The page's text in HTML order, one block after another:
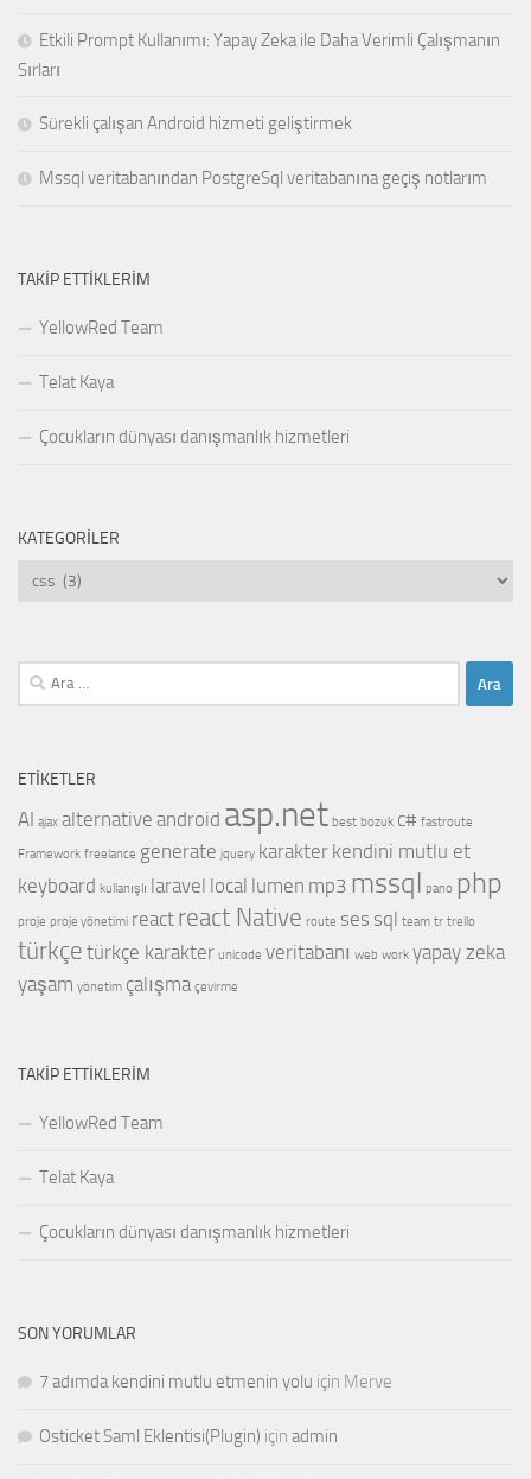
Etkili Prompt Kullanımı: Yapay Zeka ile Daha Verimli Çalışmanın
Sırları
Sürekli çalışan Android hizmeti geliştirmek
Mssql veritabanından PostgreSql veritabanına geçiş notlarım
TAKIP ETTIKLERIM
YellowRed Team
Telat Kaya
Çocukların dünyası danışmanlık hizmetleri
KATEGORILER
Kategoriler
Arama:
ETIKETLER
AI ajax alternative android asp.net best bozuk c# fastroute
Framework freelance generate jquery karakter kendini mutlu et
keyboard kullanışlı laravel local lumen mp3 mssql pano php
proje proje yönetimi react react Native route ses sql team tr trello
türkçe türkçe karakter unicode veritabanı web work yapay zeka
yaşam yönetim çalışma çevirme
TAKIP ETTIKLERIM
YellowRed Team
Telat Kaya
Çocukların dünyası danışmanlık hizmetleri
SON YORUMLAR
7 adımda kendini mutlu etmenin yolu için Merve
Osticket Saml Eklentisi(Plugin) için admin